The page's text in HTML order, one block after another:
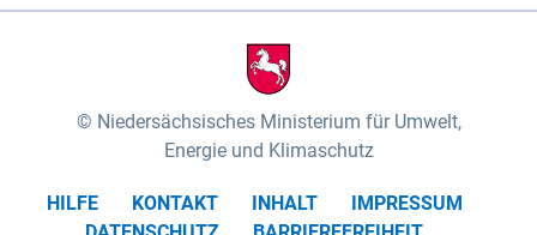
Niedersächsisches Ministerium für Umwelt,
Energie und Klimaschutz
HILFE KONTAKT INHALT
IMPRESSUM